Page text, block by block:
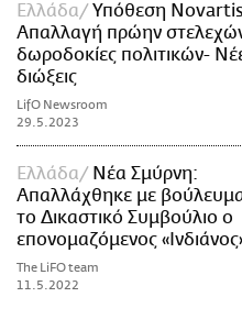
Ελλάδα
Υπόθεση
Απαλλαγή πρώην
δωροδοκίες πολιτικών-
διώξεις
LifO Newsroom
29.5.2023
Ελλάδα
Νέα Σμύρνη:
Απαλλάχθηκε με
το Δικαστικό Συμβούλιο ο
επονομαζόμενος
The LiFO team
11.5.2022